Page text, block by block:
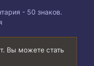
- 50 знаков.
Вы можете стать